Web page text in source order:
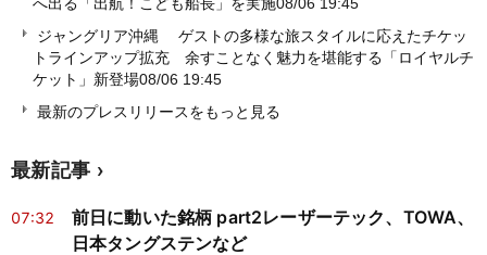
ジャングリア沖縄 ゲストの多様な旅スタイルに応えたチケッ
トラインアップ拡充 余すことなく魅力を堪能する「ロイヤルチ
ケット」新登場08/06 19:45
最新のプレスリリースをもっと見る
最新記事
07:32
前日に動いた銘柄 part2レーザーテック、TOWA、
日本タングステンなど